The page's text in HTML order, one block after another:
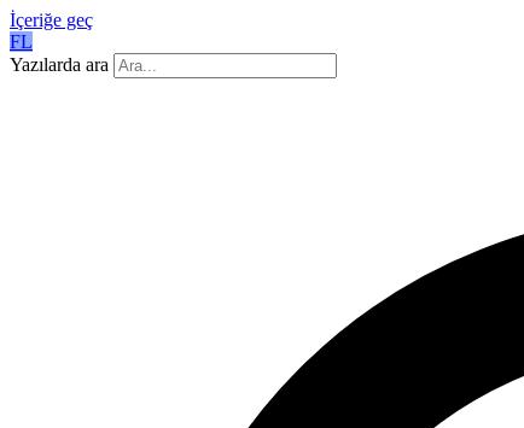
İçeriğe geç
FL
Yazılarda ara